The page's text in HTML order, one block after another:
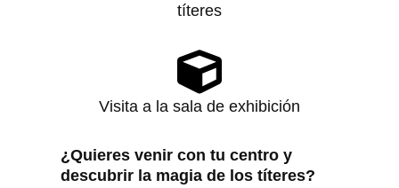
títeres
Visita a la sala de exhibición
¿Quieres venir con tu centro y
descubrir la magia de los títeres?